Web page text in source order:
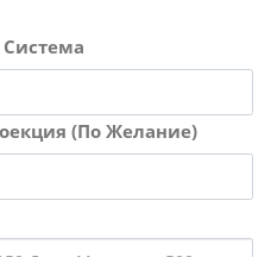
(По Желание)